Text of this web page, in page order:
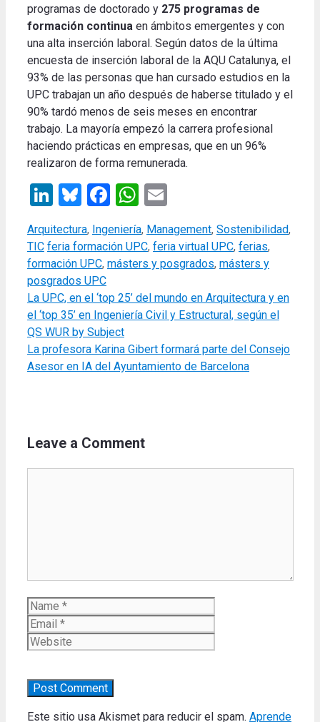
programas de doctorado y 275 programas de
formación continua en ámbitos emergentes y con
una alta inserción laboral. Según datos de la última
encuesta de inserción laboral de la AQU Catalunya, el
93% de las personas que han cursado estudios en la
UPC trabajan un año después de haberse titulado y el
90% tardó menos de seis meses en encontrar
trabajo. La mayoría empezó la carrera profesional
haciendo prácticas en empresas, que en un 96%
realizaron de forma remunerada.
LinkedIn
Bluesky
Facebook
WhatsApp
Categories
Arquitectura, Ingeniería, Management, Sostenibilidad,
TIC Tags
feria formación UPC, feria virtual UPC, ferias,
formación UPC, másters y posgrados, másters y
posgrados UPC
La UPC, en el ‘top 25’ del mundo en Arquitectura y en
el ‘top 35’ en Ingeniería Civil y Estructural, según el
QS WUR by Subject
La profesora Karina Gibert formará parte del Consejo
Asesor en IA del Ayuntamiento de Barcelona
Leave a Comment
Name
Este sitio usa Akismet para reducir el spam. Aprende